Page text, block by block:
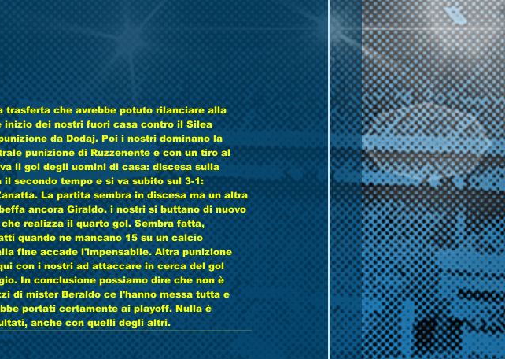
trasferta che avrebbe potuto rilanciare alla
inizio dei nostri fuori casa contro il Silea
da Dodaj. Poi i nostri dominano la
punizione di Ruzzenente e con un tiro al
il gol degli uomini di casa: discesa sulla
secondo tempo e si va subito sul 3-1:
La partita sembra in discesa ma un altra
ancora Giraldo. i nostri si buttano di nuovo
realizza il quarto gol. Sembra fatta,
quando ne mancano 15 su un calcio
fine accade l'impensabile. Altra punizione
con i nostri ad attaccare in cerca del gol
In conclusione possiamo dire che non è
di mister Beraldo ce l'hanno messa tutta e
portati certamente ai playoff. Nulla è
anche con quelli degli altri.